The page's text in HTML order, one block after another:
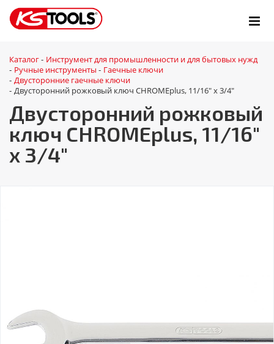
Каталог - Инструмент для промышленности и для бытовых нужд
- Ручные инструменты - Гаечные ключи
- Двусторонние гаечные ключи
- Двусторонний рожковый ключ CHROMEplus, 11/16" x 3/4"
Двусторонний рожковый
ключ CHROMEplus, 11/16"
x 3/4"